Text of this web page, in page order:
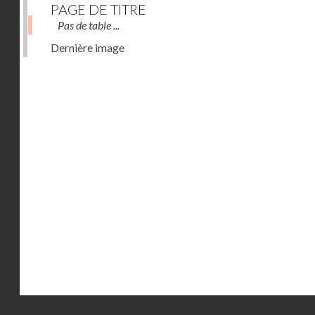
PAGE DE TITRE
Pas de table ...
Dernière image